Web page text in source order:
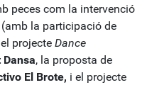
peces com la intervenció
la participació de
projecte Dance
Dansa, la proposta de
El Brote, i el projecte